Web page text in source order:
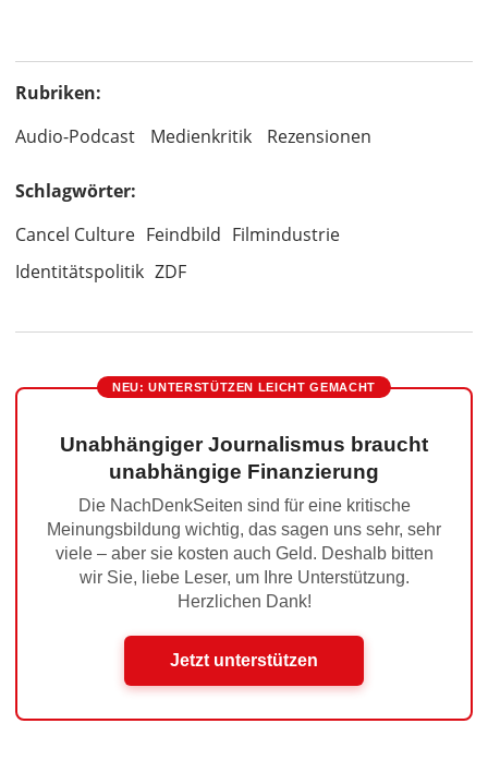
Rubriken:
Audio-Podcast
Medienkritik Rezensionen
Schlagwörter:
Cancel Culture Feindbild Filmindustrie
Identitätspolitik ZDF
NEU: UNTERSTÜTZEN LEICHT GEMACHT
Unabhängiger Journalismus braucht
unabhängige Finanzierung
Die NachDenkSeiten sind für eine kritische
Meinungsbildung wichtig, das sagen uns sehr, sehr
viele – aber sie kosten auch Geld. Deshalb bitten
wir Sie, liebe Leser, um Ihre Unterstützung.
Herzlichen Dank!
Jetzt unterstützen